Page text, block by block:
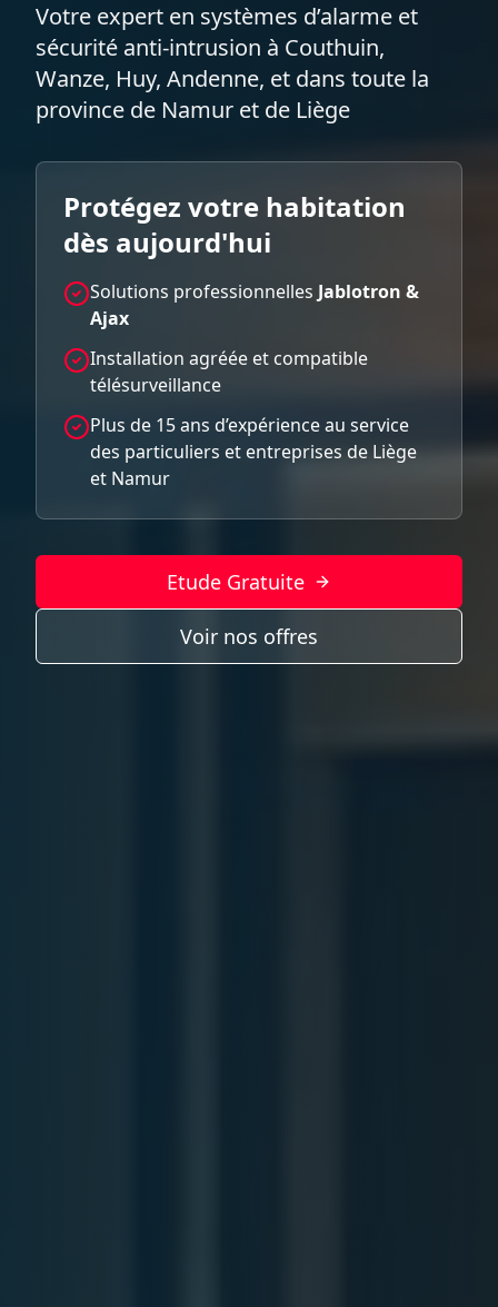
Votre expert en systèmes d’alarme et
sécurité anti-intrusion à Couthuin,
Wanze, Huy, Andenne, et dans toute la
province de Namur et de Liège
Protégez votre habitation
dès aujourd'hui
Solutions professionnelles Jablotron &
Ajax
Installation agréée et compatible
télésurveillance
Plus de 15 ans d’expérience au service
des particuliers et entreprises de Liège
et Namur
Etude Gratuite
Voir nos offres